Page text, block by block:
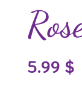
5.99 $